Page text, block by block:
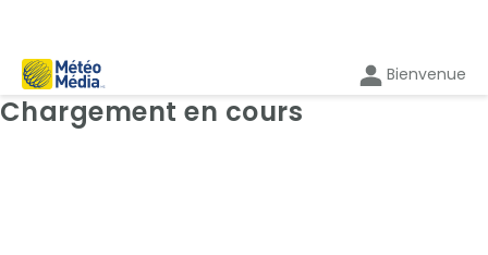
Bienvenue
Cartes: Radar
Chargement en cours